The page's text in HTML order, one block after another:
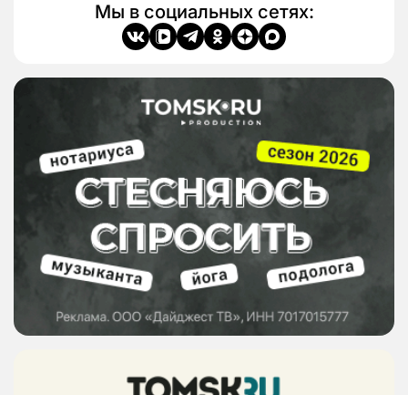
Мы в социальных сетях: